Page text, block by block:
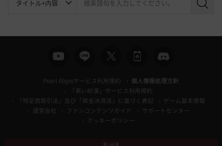
検
Pearl Abyssサービス利用規約
個人情報処理方針
「黒い砂漠」サービス利用規約
「特定商取引法」及び「資金決済法」に基づく表記
ゲーム基本情報
運営会社
ファンコンテンツガイド
サポートセンター
クッキーポリシー
黒い砂漠